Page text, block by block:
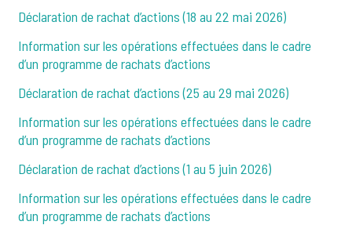
Déclaration de rachat d’actions (18 au 22 mai 2026)
Information sur les opérations effectuées dans le cadre
d’un programme de rachats d’actions
Déclaration de rachat d’actions (25 au 29 mai 2026)
Information sur les opérations effectuées dans le cadre
d’un programme de rachats d’actions
Déclaration de rachat d’actions (1 au 5 juin 2026)
Information sur les opérations effectuées dans le cadre
d’un programme de rachats d’actions